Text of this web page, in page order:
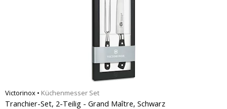
Victorinox • Küchenmesser Set
Tranchier-Set, 2-Teilig - Grand Maître, Schwarz